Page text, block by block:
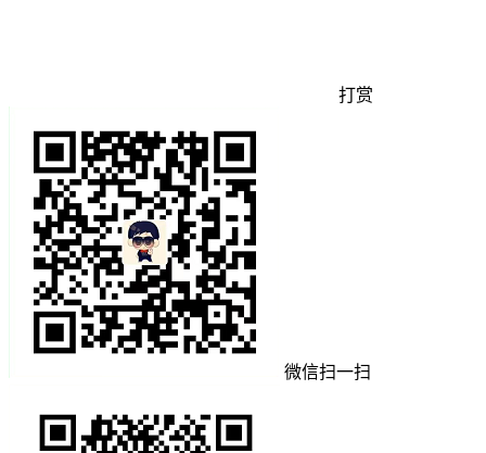
打赏
微信扫一扫